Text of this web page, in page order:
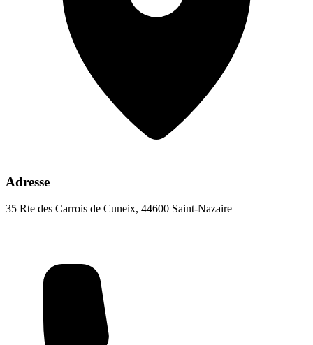
Adresse
35 Rte des Carrois de Cuneix, 44600 Saint-Nazaire